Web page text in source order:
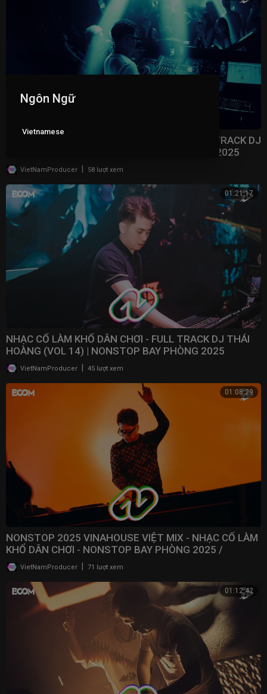
NHẠC CỔ LÀM KHỔ DÂN CHƠI (VOL.2) - FULL TRACK DJ
THÁI HOÀNG REMIX | NONSTOP BAY PHÒNG 2025
VietNamProducer 58 lượt xem
01:21:17
NHẠC CỔ LÀM KHỔ DÂN CHƠI - FULL TRACK DJ THÁI
HOÀNG (VOL 14) | NONSTOP BAY PHÒNG 2025
VietNamProducer 45 lượt xem
01:08:29
NONSTOP 2025 VINAHOUSE VIỆT MIX - NHẠC CỔ LÀM
KHỔ DÂN CHƠI - NONSTOP BAY PHÒNG 2025 /
@NONSTOPVNDJ
VietNamProducer | 71 lượt xem
01:12:42
Ngôn Ngữ
Vietnamese